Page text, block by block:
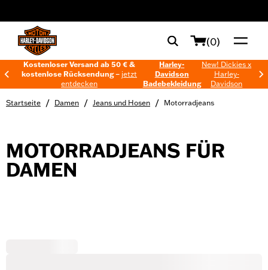
(0)
Kostenloser Versand ab 50 € &
kostenlose Rücksendung – jetzt
entdecken
Harley-
Davidson
Badebekleidung
New! Dickies x
Harley-
Davidson
Startseite / Damen / Jeans und Hosen / Motorradjeans
MOTORRADJEANS FÜR
DAMEN